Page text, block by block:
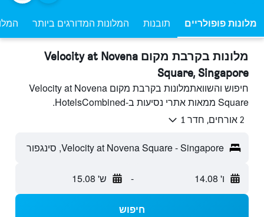
מלונות פופולריים תובנות המלונות המדורגים ביותר
מלונות בקרבת מקום Velocity at Novena
Square, Singapore
חיפוש והשוואתמלונות בקרבת מקום Velocity at Novena
Square ממאות אתרי נסיעות ב-HotelsCombined.
2 אורחים, חדר 1
Velocity at Novena Square - Singapore, סינגפור
ו' 14.08 - ש' 15.08
חיפוש